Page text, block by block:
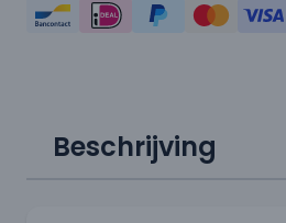
Beschrijving